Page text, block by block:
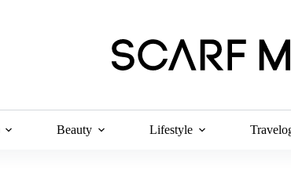
Beauty Lifestyle